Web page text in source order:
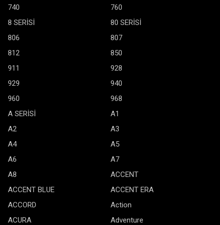
740
760
8 SERİSİ
80 SERİSİ
806
807
812
850
911
928
929
940
960
968
A SERİSİ
A1
A2
A3
A4
A5
A6
A7
A8
ACCENT
ACCENT BLUE
ACCENT ERA
ACCORD
Action
ACURA
Adventure